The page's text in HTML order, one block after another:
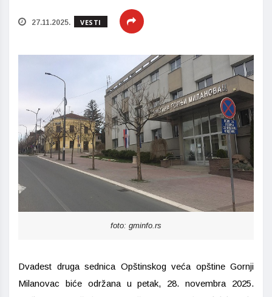
27.11.2025. VESTI
foto: gminfo.rs
Dvadest druga sednica Opštinskog veća opštine Gornji
Milanovac biće održana u petak, 28. novembra 2025.